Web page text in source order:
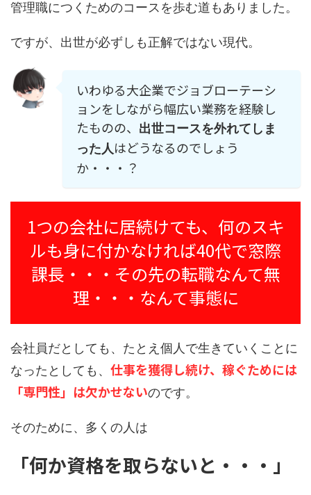
管理職につくためのコースを歩む道もありました。
ですが、出世が必ずしも正解ではない現代。
いわゆる大企業でジョブローテーシ
ョンをしながら幅広い業務を経験し
たものの、
出世コースを外れてしま
った人はどうなるのでしょう
か・・・？
1つの会社に居続けても、何のスキ
ルも身に付かなければ40代で窓際
課長・・・その先の転職なんて無
理・・・なんて事態に
会社員だとしても、たとえ個人で生きていくことに
なったとしても、 仕事を獲得し続け、稼ぐためには
「専門性」は欠かせないのです。
そのために、多くの人は
「何か資格を取らないと・・・」